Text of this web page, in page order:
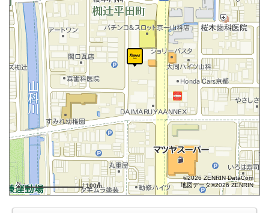
100m
©2026 ZENRIN DataCom
地図データ©2026 ZENRIN